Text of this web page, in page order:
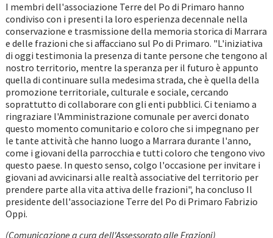
I membri dell'associazione Terre del Po di Primaro hanno
condiviso con i presenti la loro esperienza decennale nella
conservazione e trasmissione della memoria storica di Marrara
e delle frazioni che si affacciano sul Po di Primaro. "L'iniziativa
di oggi testimonia la presenza di tante persone che tengono al
nostro territorio, mentre la speranza per il futuro è appunto
quella di continuare sulla medesima strada, che è quella della
promozione territoriale, culturale e sociale, cercando
soprattutto di collaborare con gli enti pubblici. Ci teniamo a
ringraziare l'Amministrazione comunale per averci donato
questo momento comunitario e coloro che si impegnano per
le tante attività che hanno luogo a Marrara durante l'anno,
come i giovani della parrocchia e tutti coloro che tengono vivo
questo paese. In questo senso, colgo l'occasione per invitare i
giovani ad avvicinarsi alle realtà associative del territorio per
prendere parte alla vita attiva delle frazioni", ha concluso Il
presidente dell'associazione Terre del Po di Primaro Fabrizio
Oppi.
(Comunicazione a cura dell'Assessorato alle Frazioni)